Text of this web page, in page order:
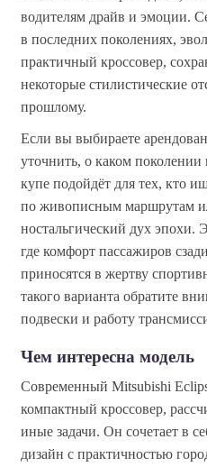
водителям драйв и эмоции.
в последних поколениях,
практичный кроссовер,
некоторые стилистические
прошлому.
Если вы выбираете
уточнить, о каком поколении
купе подойдёт для тех, кто
по живописным маршрутам
ностальгический дух эпохи.
где комфорт пассажиров
приносятся в жертву
такого варианта обратите
подвески и работу
Чем интересна модель
Современный Mitsubishi
компактный кроссовер,
иные задачи. Он сочетает в
дизайн с практичностью